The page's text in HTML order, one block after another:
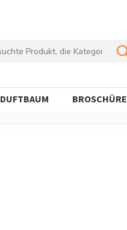
DUFTBAUM BROSCHÜRE